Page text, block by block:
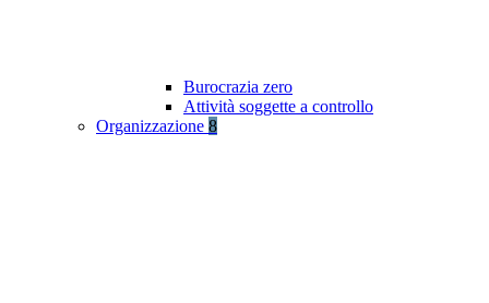
Burocrazia zero
Attività soggette a controllo
Organizzazione 8